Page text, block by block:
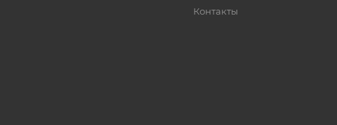
Контакты